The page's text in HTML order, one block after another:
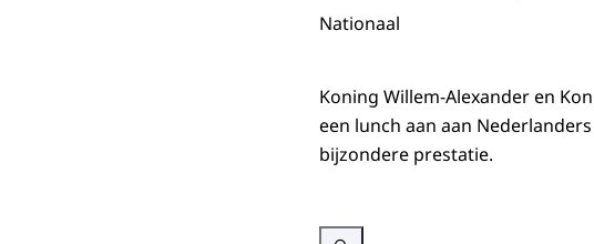
Nationaal
Koning Willem-Alexander en
een lunch aan aan
bijzondere prestatie.
Vergroot afbeelding Koning Willem-